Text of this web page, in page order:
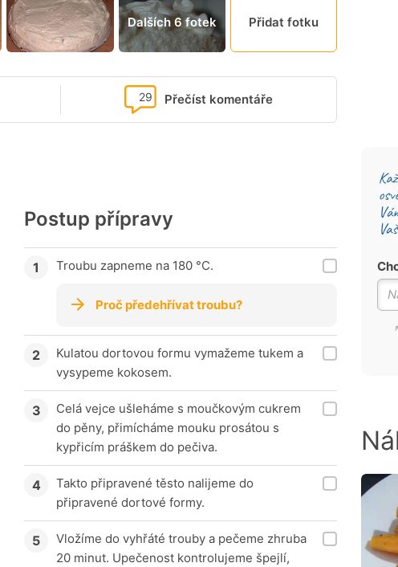
Dalších 6 fotek Přidat fotku
Přečíst komentáře
29
Postup přípravy
Troubu zapneme na 180 °C.
Proč předehřívat troubu?
Kulatou dortovou formu vymažeme tukem a
vysypeme kokosem.
Celá vejce ušleháme s moučkovým cukrem
do pěny, přimícháme mouku prosátou s
kypřicím práškem do pečiva.
Takto připravené těsto nalijeme do
připravené dortové formy.
Vložíme do vyhřáté trouby a pečeme zhruba
20 minut. Upečenost kontrolujeme špejlí,